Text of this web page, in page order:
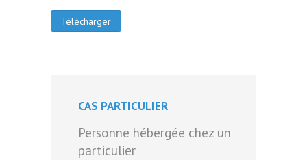
Télécharger
CAS PARTICULIER
Personne hébergée chez un
particulier